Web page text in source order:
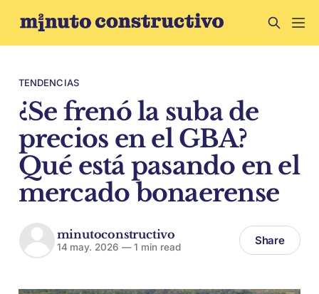
TENDENCIAS
¿Se frenó la suba de
precios en el GBA?
Qué está pasando en el
mercado bonaerense
minutoconstructivo
14 may. 2026 —1 min read Share